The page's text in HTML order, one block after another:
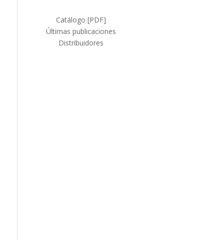
Catálogo [PDF]
Últimas publicaciones
Distribuidores